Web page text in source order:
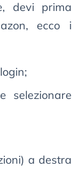
devi prima
ecco i
selezionare
a destra